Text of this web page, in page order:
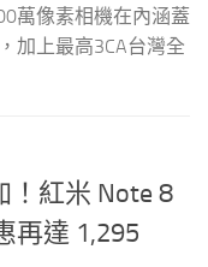
萬像素相機在內涵蓋
加上最高3CA台灣全
！紅米 Note 8
再達 1,295